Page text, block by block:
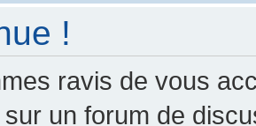
!
ravis de vous
un forum de